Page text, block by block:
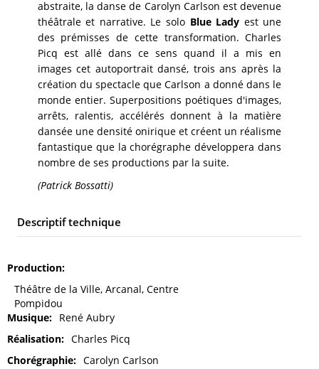
abstraite, la danse de Carolyn Carlson est devenue
théâtrale et narrative. Le solo Blue Lady est une
des prémisses de cette transformation. Charles
Picq est allé dans ce sens quand il a mis en
images cet autoportrait dansé, trois ans après la
création du spectacle que Carlson a donné dans le
monde entier. Superpositions poétiques d'images,
arrêts, ralentis, accélérés donnent à la matière
dansée une densité onirique et créent un réalisme
fantastique que la chorégraphe développera dans
nombre de ses productions par la suite.
(Patrick Bossatti)
Descriptif technique
Production
Théâtre de la Ville, Arcanal, Centre
Pompidou
Musique
René Aubry
Réalisation
Charles Picq
Chorégraphie
Carolyn Carlson